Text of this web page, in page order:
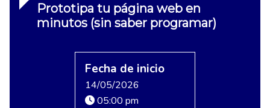
Prototipa tu página web en
minutos (sin saber programar)
Fecha de inicio
14/05/2026
05:00 pm